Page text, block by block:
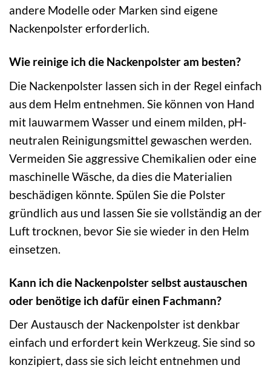
andere Modelle oder Marken sind eigene
Nackenpolster erforderlich.
Wie reinige ich die Nackenpolster am besten?
Die Nackenpolster lassen sich in der Regel einfach
aus dem Helm entnehmen. Sie können von Hand
mit lauwarmem Wasser und einem milden, pH-
neutralen Reinigungsmittel gewaschen werden.
Vermeiden Sie aggressive Chemikalien oder eine
maschinelle Wäsche, da dies die Materialien
beschädigen könnte. Spülen Sie die Polster
gründlich aus und lassen Sie sie vollständig an der
Luft trocknen, bevor Sie sie wieder in den Helm
einsetzen.
Kann ich die Nackenpolster selbst austauschen
oder benötige ich dafür einen Fachmann?
Der Austausch der Nackenpolster ist denkbar
einfach und erfordert kein Werkzeug. Sie sind so
konzipiert, dass sie sich leicht entnehmen und